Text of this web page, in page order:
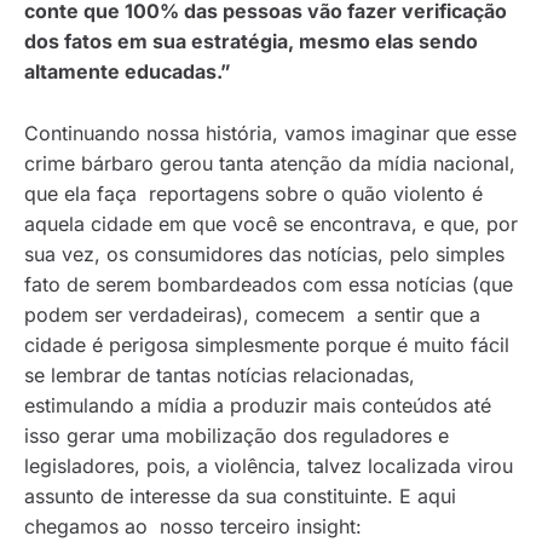
conte que 100% das pessoas vão fazer verificação
dos fatos em sua estratégia, mesmo elas sendo
altamente educadas.”
Continuando nossa história, vamos imaginar que esse
crime bárbaro gerou tanta atenção da mídia nacional,
que ela faça reportagens sobre o quão violento é
aquela cidade em que você se encontrava, e que, por
sua vez, os consumidores das notícias, pelo simples
fato de serem bombardeados com essa notícias (que
podem ser verdadeiras), comecem a sentir que a
cidade é perigosa simplesmente porque é muito fácil
se lembrar de tantas notícias relacionadas,
estimulando a mídia a produzir mais conteúdos até
isso gerar uma mobilização dos reguladores e
legisladores, pois, a violência, talvez localizada virou
assunto de interesse da sua constituinte. E aqui
chegamos ao nosso terceiro insight: